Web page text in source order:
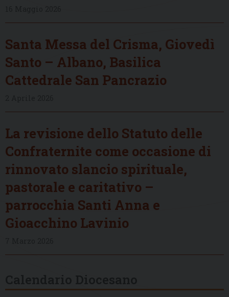
Santa Messa del Crisma, Giovedì
Santo – Albano, Basilica
Cattedrale San Pancrazio
La revisione dello Statuto delle
Confraternite come occasione di
rinnovato slancio spirituale,
pastorale e caritativo –
parrocchia Santi Anna e
Gioacchino Lavinio